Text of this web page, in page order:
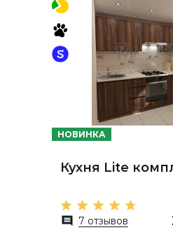
НОВИНКА
Кухня Lite
7 отзывов